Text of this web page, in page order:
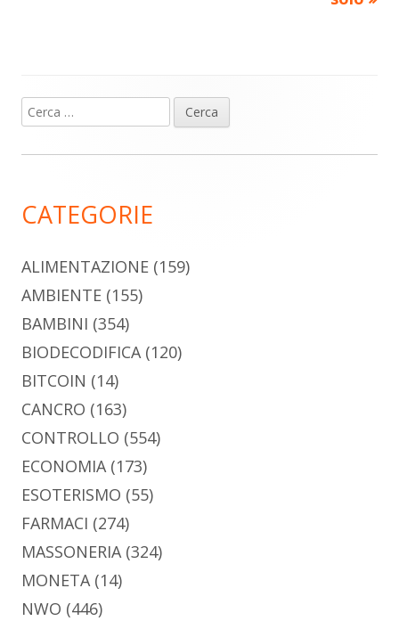
Barra
laterale
Ricerca
per:
CATEGORIE
ALIMENTAZIONE (159)
AMBIENTE (155)
BAMBINI (354)
BIODECODIFICA(120)
BITCOIN (14)
CANCRO (163)
CONTROLLO (554)
ECONOMIA(173)
ESOTERISMO (55)
FARMACI (274)
MASSONERIA(324)
MONETA(14)
NWO (446)